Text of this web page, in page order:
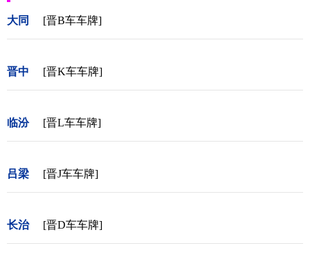
大同 [晋B车车牌]
晋中 [晋K车车牌]
临汾 [晋L车车牌]
吕梁 [晋J车车牌]
长治 [晋D车车牌]